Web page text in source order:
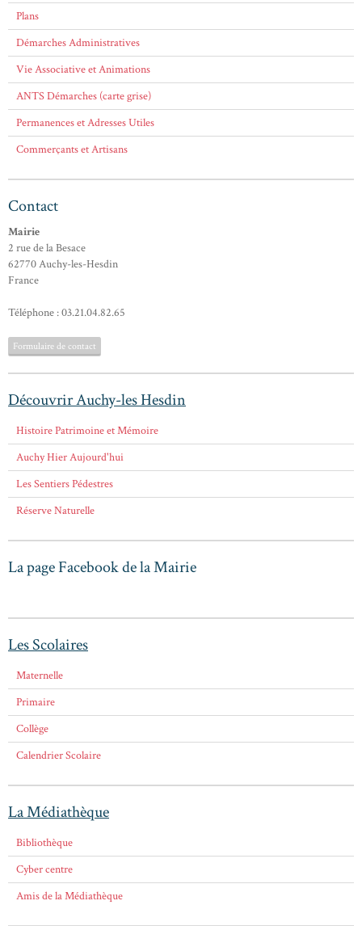
Plans
Démarches Administratives
Vie Associative et Animations
ANTS Démarches (carte grise)
Permanences et Adresses Utiles
Commerçants et Artisans
Contact
Mairie
2 rue de la Besace
62770 Auchy-les-Hesdin
France
Téléphone : 03.21.04.82.65
Formulaire de contact
Découvrir Auchy-les Hesdin
Histoire Patrimoine et Mémoire
Auchy Hier Aujourd'hui
Les Sentiers Pédestres
Réserve Naturelle
La page Facebook de la Mairie
Les Scolaires
Maternelle
Primaire
Collège
Calendrier Scolaire
La Médiathèque
Bibliothèque
Cyber centre
Amis de la Médiathèque